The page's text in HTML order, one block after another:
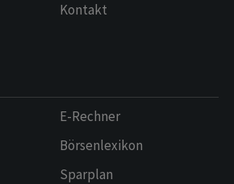
Kontakt
E-Rechner
Börsenlexikon
Sparplan